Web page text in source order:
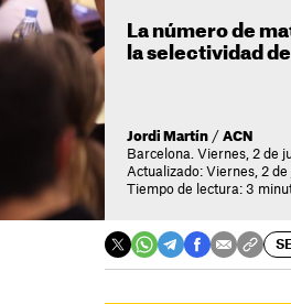
La número de
la selectividad
Jordi Martín / ACN
Barcelona. Viernes, 2 de
Actualizado: Viernes, 2
Tiempo de lectura: 3